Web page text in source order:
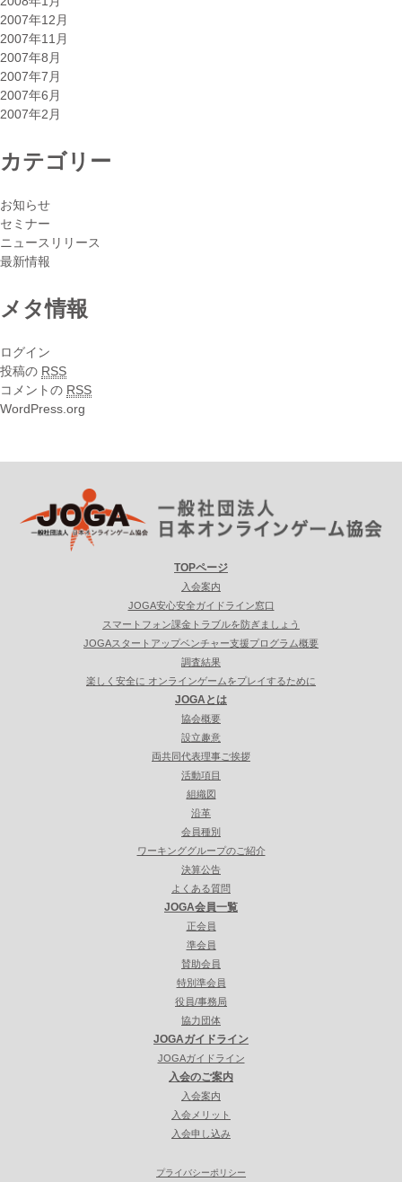
2007年12月
2007年11月
2007年8月
2007年7月
2007年6月
2007年2月
カテゴリー
お知らせ
セミナー
ニュースリリース
最新情報
メタ情報
ログイン
投稿の RSS
コメントの RSS
WordPress.org
TOPページ
入会案内
JOGA安心安全ガイドライン窓口
スマートフォン課金トラブルを防ぎましょう
JOGAスタートアップベンチャー支援プログラム概要
調査結果
楽しく安全に オンラインゲームをプレイするために
JOGAとは
協会概要
設立趣意
両共同代表理事ご挨拶
活動項目
組織図
沿革
会員種別
ワーキンググループのご紹介
決算公告
よくある質問
JOGA会員一覧
正会員
準会員
賛助会員
特別準会員
役員/事務局
協力団体
JOGAガイドライン
JOGAガイドライン
入会のご案内
入会案内
入会メリット
入会申し込み
プライバシーポリシー